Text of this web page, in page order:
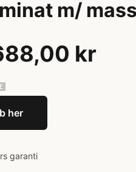
m/
kr
her
garanti